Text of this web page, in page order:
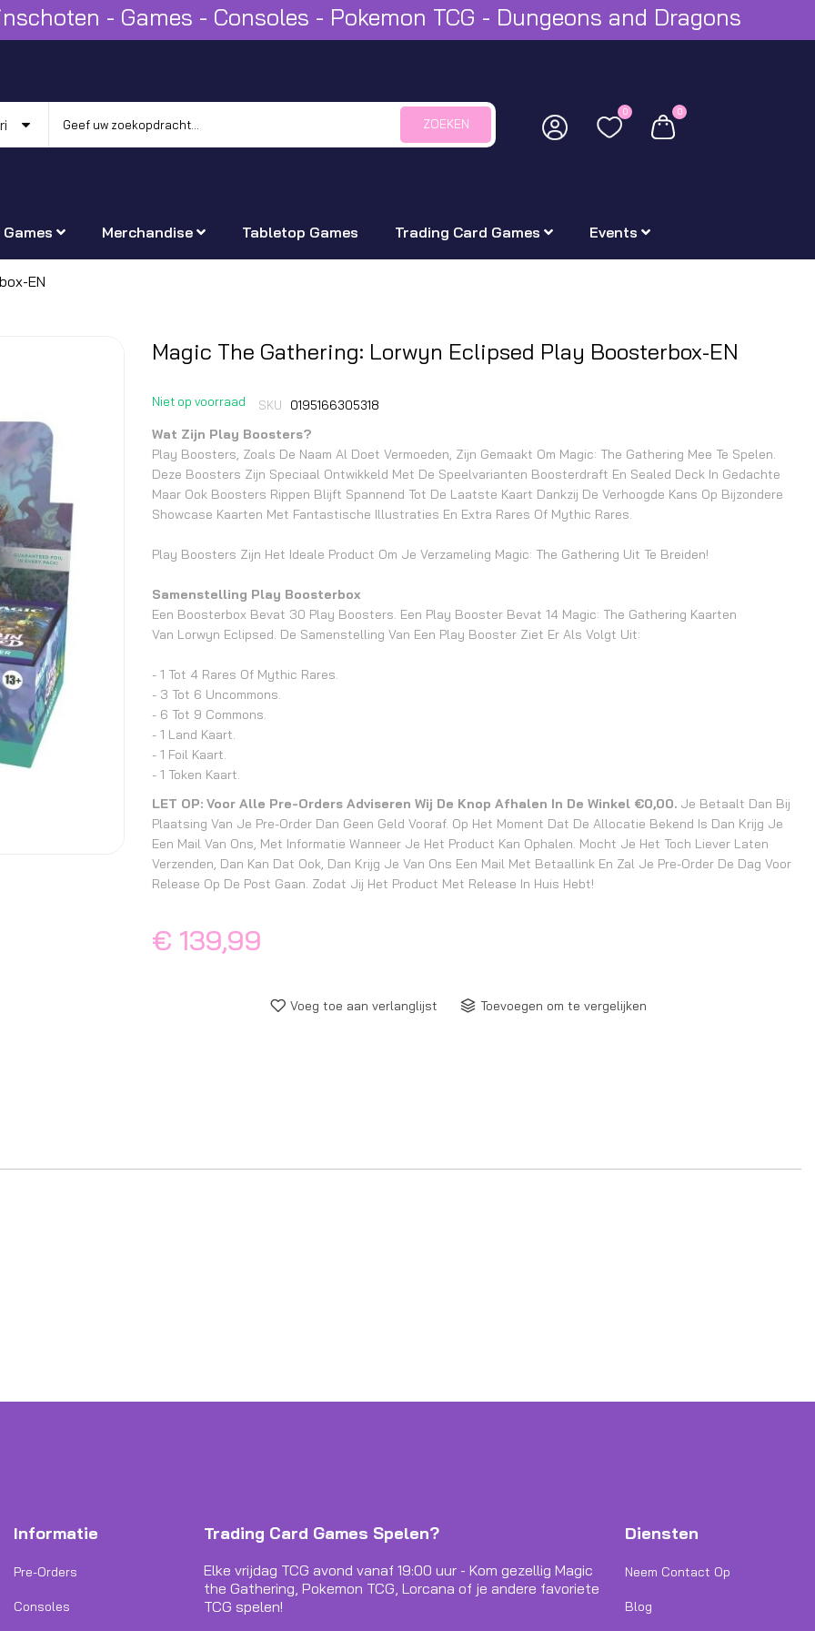
- Games - Consoles - Pokemon TCG - Dungeons and Dragons
ZOEKEN
0 0
Games Merchandise Tabletop Games Trading Card Games Events
EN
begin
afbeeldingen-
gallerij
Magic The Gathering: Lorwyn Eclipsed Play Boosterbox-EN
Niet op voorraad SKU 0195166305318
Wat Zijn Play Boosters?
Play Boosters, Zoals De Naam Al Doet Vermoeden, Zijn Gemaakt Om Magic: The Gathering Mee Te Spelen.
Deze Boosters Zijn Speciaal Ontwikkeld Met De Speelvarianten Boosterdraft En Sealed Deck In Gedachte
Maar Ook Boosters Rippen Blijft Spannend Tot De Laatste Kaart Dankzij De Verhoogde Kans Op Bijzondere
Showcase Kaarten Met Fantastische Illustraties En Extra Rares Of Mythic Rares.
Play Boosters Zijn Het Ideale Product Om Je Verzameling Magic: The Gathering Uit Te Breiden!
Samenstelling Play Boosterbox
Een Boosterbox Bevat 30 Play Boosters. Een Play Booster Bevat 14 Magic: The Gathering Kaarten
Van Lorwyn Eclipsed. De Samenstelling Van Een Play Booster Ziet Er Als Volgt Uit:
- 1 Tot 4 Rares Of Mythic Rares.
- 3 Tot 6 Uncommons.
- 6 Tot 9 Commons.
- 1 Land Kaart.
- 1 Foil Kaart.
- 1 Token Kaart.
LET OP: Voor Alle Pre-Orders Adviseren Wij De Knop Afhalen In De Winkel €0,00. Je Betaalt Dan Bij
Plaatsing Van Je Pre-Order Dan Geen Geld Vooraf. Op Het Moment Dat De Allocatie Bekend Is Dan Krijg Je
Een Mail Van Ons, Met Informatie Wanneer Je Het Product Kan Ophalen. Mocht Je Het Toch Liever Laten
Verzenden, Dan Kan Dat Ook, Dan Krijg Je Van Ons Een Mail Met Betaallink En Zal Je Pre-Order De Dag Voor
Release Op De Post Gaan. Zodat Jij Het Product Met Release In Huis Hebt!
€ 139,99
Voeg toe aan verlanglijst Toevoegen om te vergelijken
Informatie
Pre-Orders
Consoles
Trading Card Games Spelen?
Elke vrijdag TCG avond vanaf 19:00 uur - Kom gezellig Magic
the Gathering, Pokemon TCG, Lorcana of je andere favoriete
TCG spelen!
Diensten
Neem Contact Op
Blog